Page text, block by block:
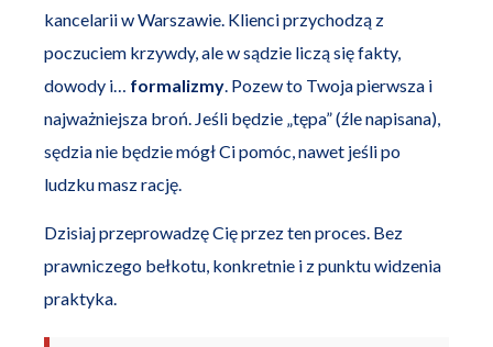
kancelarii w Warszawie. Klienci przychodzą z
poczuciem krzywdy, ale w sądzie liczą się fakty,
dowody i… formalizmy . Pozew to Twoja pierwsza i
najważniejsza broń. Jeśli będzie „tępa” (źle napisana),
sędzia nie będzie mógł Ci pomóc, nawet jeśli po
ludzku masz rację.
Dzisiaj przeprowadzę Cię przez ten proces. Bez
prawniczego bełkotu, konkretnie i z punktu widzenia
praktyka.